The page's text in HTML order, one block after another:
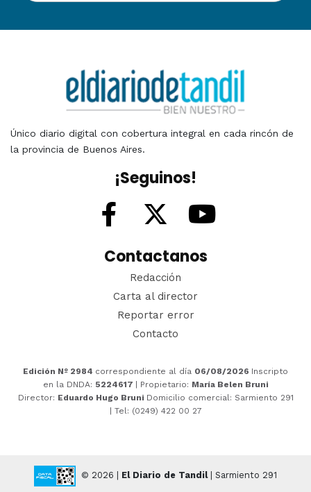
Único diario digital con cobertura integral en cada rincón de
la provincia de Buenos Aires.
¡Seguinos!
Contactanos
Redacción
Carta al director
Reportar error
Contacto
Edición Nº 2984 correspondiente al día 06/08/2026 Inscripto
en la DNDA: 5224617 | Propietario: María Belen Bruni
Director: Eduardo Hugo Bruni Domicilio comercial: Sarmiento 291
| Tel: (0249) 422 00 27
© 2026 | El Diario de Tandil| Sarmiento 291